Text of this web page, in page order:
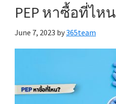
behind.
PEP หาซื้อที่ไหน
June 7, 2023 by365team